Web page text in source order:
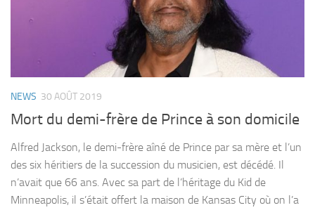
NEWS 30 AOÛT 2019
Mort du demi-frère de Prince à son domicile
Alfred Jackson, le demi-frère aîné de Prince par sa mère et l’un
des six héritiers de la succession du musicien, est décédé. Il
n’avait que 66 ans. Avec sa part de l’héritage du Kid de
Minneapolis, il s’était offert la maison de Kansas City où on l’a